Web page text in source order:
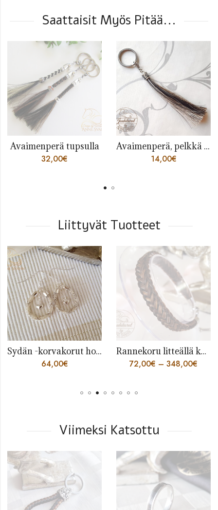
Saattaisit Myös Pitää...
tupsulla
Avaimenperä, pelkkä tupsu
Liittyvät Tuotteet
Sydän -korvakorut hopeaa
Rannekoru litteällä koripunoksella
– 348,00€
Viimeksi Katsottu